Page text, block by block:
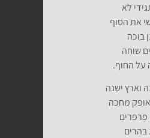
לא
את הסוף
בוכה
שוחה
על החוף.
וארץ ישנה
מחכה
פרפרים
בהרים